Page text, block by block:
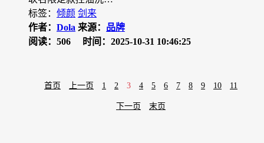
标签： 倾颜 剑来
作者： Dola 来源： 品牌
阅读：506
时间：2025-10-31 10:46:25
首页 上一页 1 2 3 4 5 6 7 8 9 10 11
下一页 末页